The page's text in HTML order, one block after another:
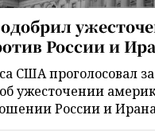
России и
США проголосовал за
ужесточении
России и